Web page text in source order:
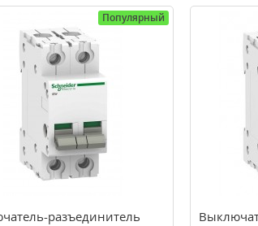
Популярный
разъединитель